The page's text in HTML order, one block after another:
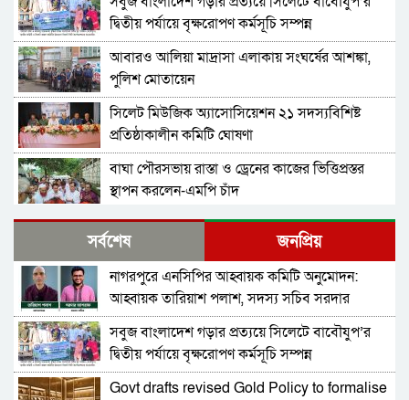
দ্বিতীয় পর্যায়ে বৃক্ষরোপণ কর্মসূচি সম্পন্ন
আবারও আলিয়া মাদ্রাসা এলাকায় সংঘর্ষের আশঙ্কা,
পুলিশ মোতায়েন
সিলেট মিউজিক অ্যাসোসিয়েশন ২১ সদস্যবিশিষ্ট
প্রতিষ্ঠাকালীন কমিটি ঘোষণা
বাঘা পৌরসভায় রাস্তা ও ড্রেনের কাজের ভিত্তিপ্রস্তর
স্থাপন করলেন-এমপি চাঁদ
নিরাপত্তার নিশ্চয়তা পেলে ‘দেশে ফিরতে প্রস্তুত’ সাকিব,
বিচারের মুখোমুখি হতেও ভয় নেই
চট্টগ্রামে সাবেক শিক্ষামন্ত্রী নওফেলের বাসভবনে আগুন
বগুড়ায় ও সিলেটে দুই ঘণ্টার ব্যবধানে সড়ক দুর্ঘটনায়
শিশুসহ প্রাণ গেল ১৫ জনের
ঢাকায় বাসভবনে অগ্নিকাণ্ড, স্ত্রীসহ হাসপাতালে ভর্তি
সর্বশেষ জনপ্রিয়
নাগরপুরে এনসিপির আহ্বায়ক কমিটি অনুমোদন:
আহ্বায়ক তারিয়াশ পলাশ, সদস্য সচিব সরদার
আশরাফ
সবুজ বাংলাদেশ গড়ার প্রত্যয়ে সিলেটে বাবৌযুপ’র
দ্বিতীয় পর্যায়ে বৃক্ষরোপণ কর্মসূচি সম্পন্ন
Govt drafts revised Gold Policy to formalise